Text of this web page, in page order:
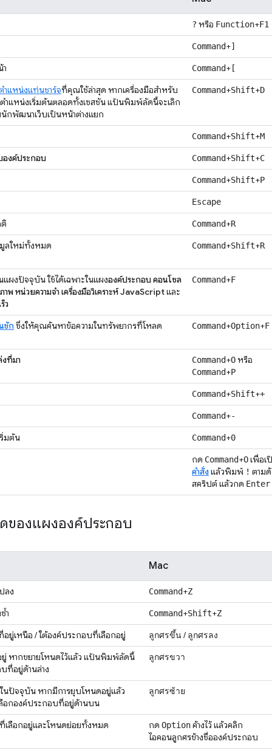
? หรือ Function+F1
Command+]
Command+ [
ำแหน่งแท่นชาร์จที่คุณใช้ล่าสุด หากเครื่องมือสำหรับ
ำแหน่งเริ่มต้นตลอดทั้งเซสชัน แป้นพิมพ์ลัดนี้จะเลิก
กพัฒนาเว็บเป็นหน้าต่างแยก
Command+Shift+D
Command+Shift+M
องค์ประกอบ Command+Shift+C
Command+Shift+P
Escape
Command+R
ลใหม่ทั้งหมด Command+Shift+R
แผงปัจจุบัน ใช้ได้เฉพาะในแผงองค์ประกอบคอนโซล
าพหน่วยความจำเครื่องมือวิเคราะห์ JavaScriptและ
ว
Command+F
ชักซึ่งให้คุณค้นหาข้อความในทรัพยากรที่โหลด Command+Option+F
ที่มา Command+Oหรือ
Command+P
Command+Shift++
Command+-
มต้น Command+0
กด Command+Oเพื่อเ
คำสั่งแล้วพิมพ์ ! ตาม
สคริปต์ แล้วกด Enter
องแผงองค์ประกอบ
Mac
ลง Command+Z
ำ Command+Shift+Z
ยู่เหนือ / ใต้องค์ประกอบที่เลือกอยู่ ลูกศรขึ้น/ ลูกศรลง
ยู่ หากขยายโหนดไว้แล้ว แป้นพิมพ์ลัดนี้
ที่อยู่ด้านล่าง
ลูกศรขวา
นปัจจุบัน หากมีการยุบโหนดอยู่แล้ว
กองค์ประกอบที่อยู่ด้านบน
ลูกศรซ้าย
เลือกอยู่และโหนดย่อยทั้งหมด กด Optionค้างไว้ แล้วคลิก
ไอคอนลูกศรข้างชื่อองค์ประกอบ